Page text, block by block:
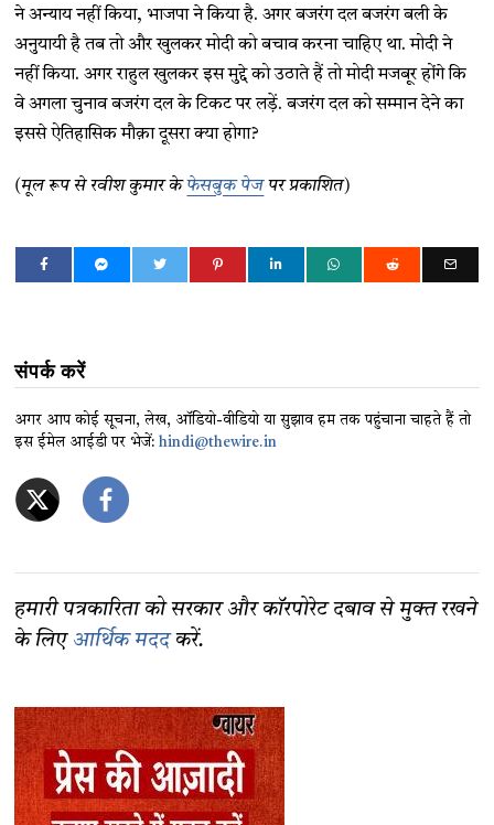
ने अन्याय नहीं किया, भाजपा ने किया है. अगर बजरंग दल बजरंग बली के
अनुयायी है तब तो और खुलकर मोदी को बचाव करना चाहिए था. मोदी ने
नहीं किया. अगर राहुल खुलकर इस मुद्दे को उठाते हैं तो मोदी मजबूर होंगे कि
वे अगला चुनाव बजरंग दल के टिकट पर लड़ें. बजरंग दल को सम्मान देने का
इससे ऐतिहासिक मौक़ा दूसरा क्या होगा?
(मूल रूप से रवीश कुमार केफेसबुक पेजपर प्रकाशित)
संपर्क करें
अगर आप कोई सूचना, लेख, ऑडियो-वीडियो या सुझाव हम तक पहुंचाना चाहते हैं तो
इस ईमेल आईडी पर भेजें:hindi@thewire.in
हमारी पत्रकारिता को सरकार और कॉरपोरेट दबाव से मुक्त रखने
के लिए आर्थिक मददकरें.